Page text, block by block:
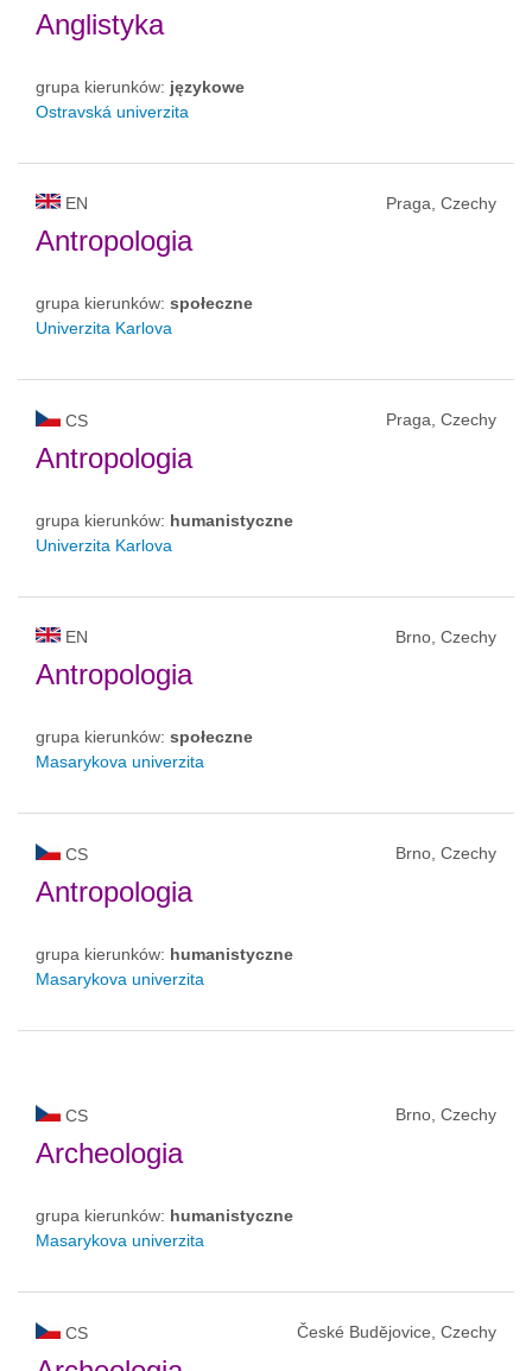
Anglistyka
grupa kierunków: językowe
Ostravská univerzita
EN Praga, Czechy
Antropologia
grupa kierunków: społeczne
Univerzita Karlova
CS Praga, Czechy
Antropologia
grupa kierunków: humanistyczne
Univerzita Karlova
EN Brno, Czechy
Antropologia
grupa kierunków: społeczne
Masarykova univerzita
CS Brno, Czechy
Antropologia
grupa kierunków: humanistyczne
Masarykova univerzita
CS Brno, Czechy
Archeologia
grupa kierunków: humanistyczne
Masarykova univerzita
CS České Budějovice, Czechy